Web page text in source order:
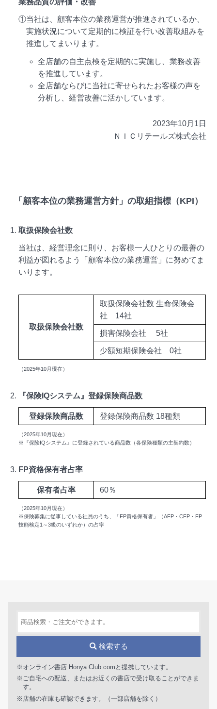
業務品質の評価・改善
①当社は、顧客本位の業務運営が推進されているか、
実施状況について定期的に検証を行い改善取組みを
推進してまいります。
全店舗の自主点検を定期的に実施し、業務改善
を推進しています。
全店舗ならびに当社に寄せられたお客様の声を
分析し、経営改善に活かしています。
2023年10月1日
ＮＩＣリテールズ株式会社
「顧客本位の業務運営方針」の取組指標（KPI）
取扱保険会社数
当社は、経営理念に則り、お客様一人ひとりの最善の
利益が図れるよう「顧客本位の業務運営」に努めてま
いります。
取扱保険会社数
取扱保険会社数 生命保険会
社 14社
損害保険会社 5社
少額短期保険会社 0社
（2025年10月現在）
『保険IQシステム』登録保険商品数
登録保険商品数 登録保険商品数 18種類
（2025年10月現在）
※『保険IQシステム』に登録されている商品数（各保険種類の主契約数）
FP資格保有者占率
保有者占率 60％
（2025年10月現在）
※保険募集に従事している社員のうち、「FP資格保有者」（AFP・CFP・FP
技能検定1～3級のいずれか）の占率
検索する
※オンライン書店 Honya Club.comと提携しています。
※ご自宅への配送、またはお近くの書店で受け取ることができま
す。
※店舗の在庫も確認できます。（一部店舗を除く）